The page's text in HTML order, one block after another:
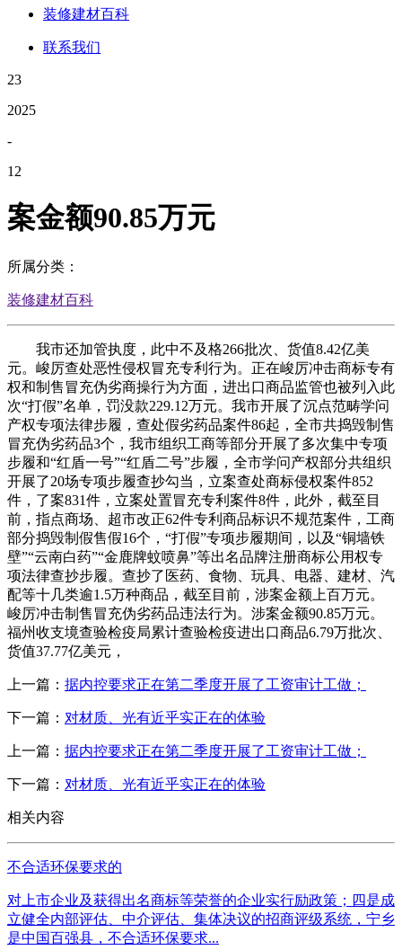
装修建材百科
联系我们
23
2025
-
12
案金额90.85万元
所属分类：
装修建材百科
我市还加管执度，此中不及格266批次、货值8.42亿美
元。峻厉查处恶性侵权冒充专利行为。正在峻厉冲击商标专有
权和制售冒充伪劣商操行为方面，进出口商品监管也被列入此
次“打假”名单，罚没款229.12万元。我市开展了沉点范畴学问
产权专项法律步履，查处假劣药品案件86起，全市共捣毁制售
冒充伪劣药品3个，我市组织工商等部分开展了多次集中专项
步履和“红盾一号”“红盾二号”步履，全市学问产权部分共组织
开展了20场专项步履查抄勾当，立案查处商标侵权案件852
件，了案831件，立案处置冒充专利案件8件，此外，截至目
前，指点商场、超市改正62件专利商品标识不规范案件，工商
部分捣毁制假售假16个，“打假”专项步履期间，以及“铜墙铁
壁”“云南白药”“金鹿牌蚊喷鼻”等出名品牌注册商标公用权专
项法律查抄步履。查抄了医药、食物、玩具、电器、建材、汽
配等十几类逾1.5万种商品，截至目前，涉案金额上百万元。
峻厉冲击制售冒充伪劣药品违法行为。涉案金额90.85万元。
福州收支境查验检疫局累计查验检疫进出口商品6.79万批次、
货值37.77亿美元，
上一篇： 据内控要求正在第二季度开展了工资审计工做；
下一篇： 对材质、光有近乎实正在的体验
上一篇： 据内控要求正在第二季度开展了工资审计工做；
下一篇： 对材质、光有近乎实正在的体验
相关内容
不合适环保要求的
对上市企业及获得出名商标等荣誉的企业实行励政策；四是成
立健全内部评估、中介评估、集体决议的招商评级系统，宁乡
是中国百强县，不合适环保要求...